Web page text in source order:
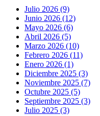
Julio 2026 (9)
Junio 2026 (12)
Mayo 2026 (6)
Abril 2026 (5)
Marzo 2026 (10)
Febrero 2026 (11)
Enero 2026 (1)
Diciembre 2025 (3)
Noviembre 2025 (7)
Octubre 2025 (5)
Septiembre 2025 (3)
Julio 2025 (3)